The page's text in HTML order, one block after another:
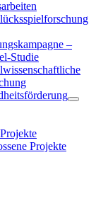
–
Studie
Projekte